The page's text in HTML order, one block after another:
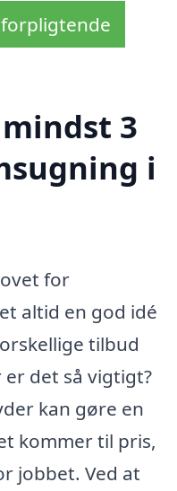
3
i
for
altid en god idé
tilbud
det så vigtigt?
kan gøre en
kommer til pris,
jobbet. Ved at